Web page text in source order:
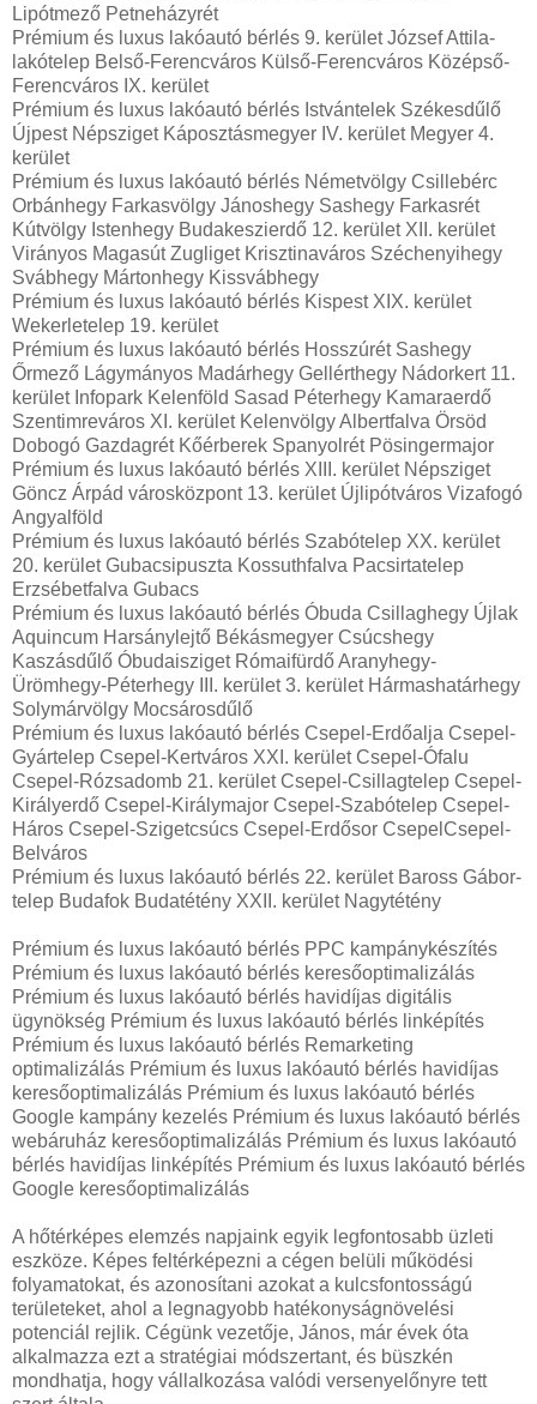
Lipótmező Petneházyrét
Prémium és luxus lakóautó bérlés 9. kerület József Attila-
lakótelep Belső-Ferencváros Külső-Ferencváros Középső-
Ferencváros IX. kerület
Prémium és luxus lakóautó bérlés Istvántelek Székesdűlő
Újpest Népsziget Káposztásmegyer IV. kerület Megyer 4.
kerület
Prémium és luxus lakóautó bérlés Németvölgy Csillebérc
Orbánhegy Farkasvölgy Jánoshegy Sashegy Farkasrét
Kútvölgy Istenhegy Budakeszierdő 12. kerület XII. kerület
Virányos Magasút Zugliget Krisztinaváros Széchenyihegy
Svábhegy Mártonhegy Kissvábhegy
Prémium és luxus lakóautó bérlés Kispest XIX. kerület
Wekerletelep 19. kerület
Prémium és luxus lakóautó bérlés Hosszúrét Sashegy
Őrmező Lágymányos Madárhegy Gellérthegy Nádorkert 11.
kerület Infopark Kelenföld Sasad Péterhegy Kamaraerdő
Szentimreváros XI. kerület Kelenvölgy Albertfalva Örsöd
Dobogó Gazdagrét Kőérberek Spanyolrét Pösingermajor
Prémium és luxus lakóautó bérlés XIII. kerület Népsziget
Göncz Árpád városközpont 13. kerület Újlipótváros Vizafogó
Angyalföld
Prémium és luxus lakóautó bérlés Szabótelep XX. kerület
20. kerület Gubacsipuszta Kossuthfalva Pacsirtatelep
Erzsébetfalva Gubacs
Prémium és luxus lakóautó bérlés Óbuda Csillaghegy Újlak
Aquincum Harsánylejtő Békásmegyer Csúcshegy
Kaszásdűlő Óbudaisziget Rómaifürdő Aranyhegy-
Ürömhegy-Péterhegy III. kerület 3. kerület Hármashatárhegy
Solymárvölgy Mocsárosdűlő
Prémium és luxus lakóautó bérlés Csepel-Erdőalja Csepel-
Gyártelep Csepel-Kertváros XXI. kerület Csepel-Ófalu
Csepel-Rózsadomb 21. kerület Csepel-Csillagtelep Csepel-
Királyerdő Csepel-Királymajor Csepel-Szabótelep Csepel-
Háros Csepel-Szigetcsúcs Csepel-Erdősor CsepelCsepel-
Belváros
Prémium és luxus lakóautó bérlés 22. kerület Baross Gábor-
telep Budafok Budatétény XXII. kerület Nagytétény
Prémium és luxus lakóautó bérlés PPC kampánykészítés
Prémium és luxus lakóautó bérlés keresőoptimalizálás
Prémium és luxus lakóautó bérlés havidíjas digitális
ügynökség Prémium és luxus lakóautó bérlés linképítés
Prémium és luxus lakóautó bérlés Remarketing
optimalizálás Prémium és luxus lakóautó bérlés havidíjas
keresőoptimalizálás Prémium és luxus lakóautó bérlés
Google kampány kezelés Prémium és luxus lakóautó bérlés
webáruház keresőoptimalizálás Prémium és luxus lakóautó
bérlés havidíjas linképítés Prémium és luxus lakóautó bérlés
Google keresőoptimalizálás
A hőtérképes elemzés napjaink egyik legfontosabb üzleti
eszköze. Képes feltérképezni a cégen belüli működési
folyamatokat, és azonosítani azokat a kulcsfontosságú
területeket, ahol a legnagyobb hatékonyságnövelési
potenciál rejlik. Cégünk vezetője, János, már évek óta
alkalmazza ezt a stratégiai módszertant, és büszkén
mondhatja, hogy vállalkozása valódi versenyelőnyre tett